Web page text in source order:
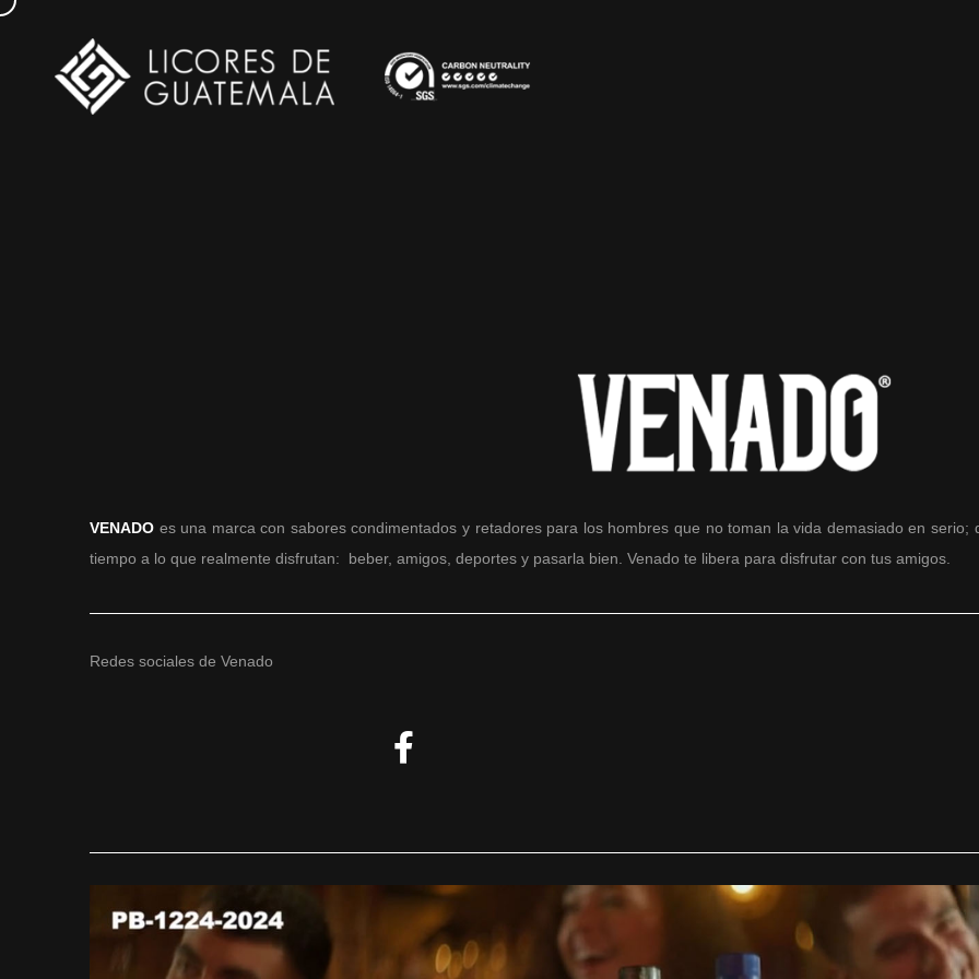
VENADO es una marca con sabores condimentados y retadores para los hombres que no toman la vida demasiado en
tiempo a lo que realmente disfrutan: beber, amigos, deportes y pasarla bien. Venado te libera para disfrutar con tus amigos.
Redes sociales de Venado